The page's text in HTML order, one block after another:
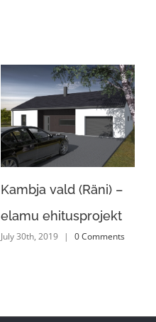
Kambja vald (Räni) –
elamu ehitusprojekt
July 30th, 2019 | 0 Comments